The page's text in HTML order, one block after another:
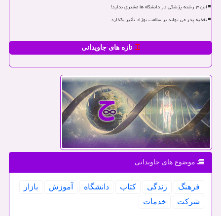
این ۳ رشته پزشکی در دانشگاه ها مشتری ندارد!
تغذیه پدر می تواند بر سلامت نوزاد تأثیر بگذارد
تازه های جاویدانی
موضوع های جاویدانی
فرهنگ زندگی كتاب دانشگاه آموزش
بازار
شركت
خدمات